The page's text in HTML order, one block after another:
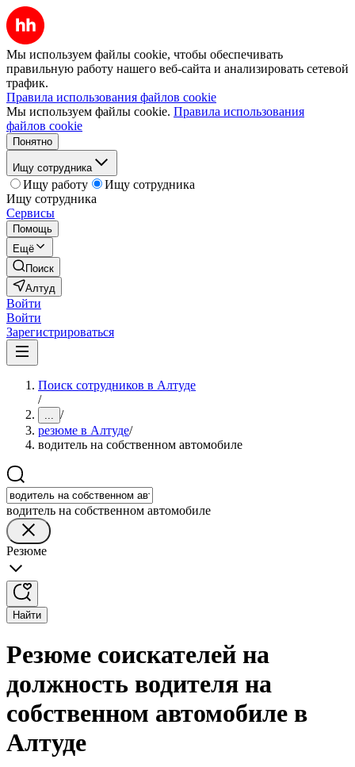
Мы используем файлы cookie, чтобы обеспечивать
правильную работу нашего веб-сайта и анализировать сетевой
трафик.
Правила использования файлов cookie
Мы используем файлы cookie. Правила использования
файлов cookie
Понятно
Ищу сотрудника
Ищу работу
Ищу сотрудника
Ищу сотрудника
Сервисы
Помощь
Ещё
Поиск
Алтуд
Войти
Войти
Зарегистрироваться
Поиск сотрудников в Алтуде
/
... /
резюме в Алтуде/
водитель на собственном автомобиле
водитель на собственном автомобиле
Резюме
Найти
Резюме соискателей на
должность водителя на
собственном автомобиле в
Алтуде